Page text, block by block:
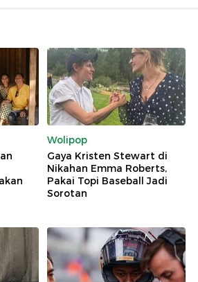
Wolipop
Gaya Kristen Stewart di
Nikahan Emma Roberts,
Pakai Topi Baseball Jadi
Sorotan